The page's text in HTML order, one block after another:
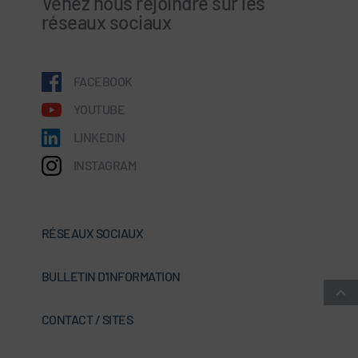
réseaux sociaux
FACEBOOK
YOUTUBE
LINKEDIN
INSTAGRAM
RÉSEAUX SOCIAUX
BULLETIN D'INFORMATION
CONTACT / SITES